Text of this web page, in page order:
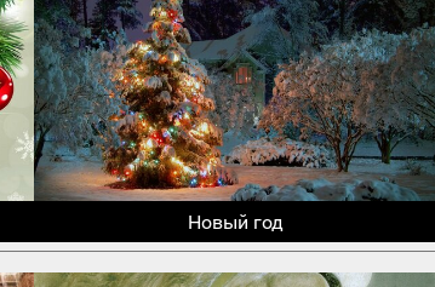
Новый год